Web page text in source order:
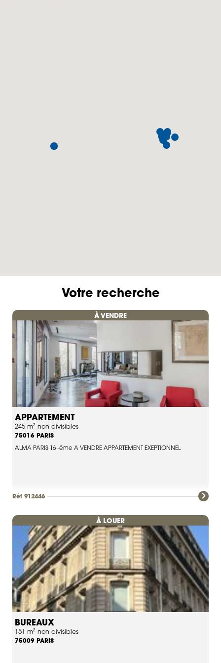
Votre recherche
À VENDRE
APPARTEMENT
245 m² non divisibles
75016 PARIS
ALMA PARIS 16 -ème A VENDRE APPARTEMENT EXEPTIONNEL
Réf 912446
À LOUER
BUREAUX
151 m² non divisibles
75009 PARIS